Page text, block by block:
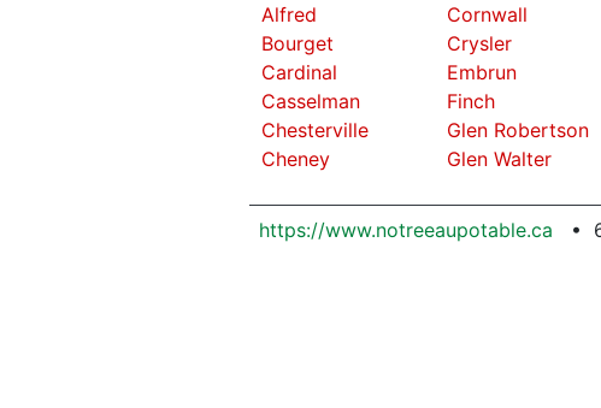
Alfred
Bourget
Cardinal
Casselman
Chesterville
Cheney
Cornwall
Crysler
Embrun
Finch
Glen Robertson
Glen Walter
https://www.notreeaupotable.ca